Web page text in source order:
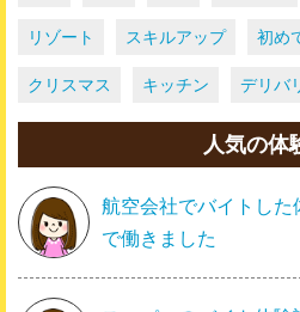
リゾート スキルアップ 初め
クリスマス キッチン デリバ
人気の体
航空会社でバイトした
で働きました